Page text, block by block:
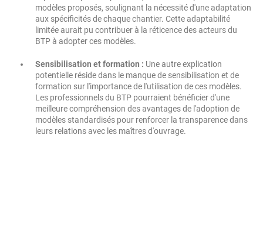
modèles proposés, soulignant la nécessité d'une adaptation
aux spécificités de chaque chantier. Cette adaptabilité
limitée aurait pu contribuer à la réticence des acteurs du
BTP à adopter ces modèles.
Sensibilisation et formation : Une autre explication
potentielle réside dans le manque de sensibilisation et de
formation sur l'importance de l'utilisation de ces modèles.
Les professionnels du BTP pourraient bénéficier d'une
meilleure compréhension des avantages de l'adoption de
modèles standardisés pour renforcer la transparence dans
leurs relations avec les maîtres d'ouvrage.